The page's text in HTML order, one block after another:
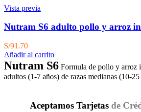
Vista previa
Nutram S6 adulto pollo y arroz
S/91.70
Añadir al carrito
Nutram S6 Formula de pollo y arroz
adultos (1-7 años) de razas medianas (10-
Aceptamos Tarjetas de